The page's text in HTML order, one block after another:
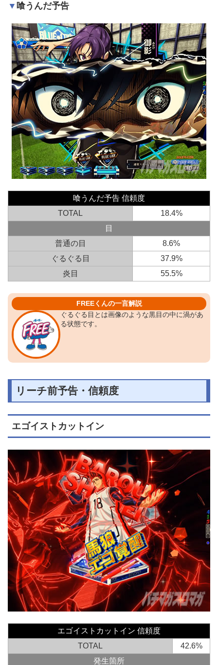
喰うんだ予告
喰うんだ予告 信頼度
TOTAL
18.4%
目
普通の目
8.6%
ぐるぐる目
37.9%
炎目
55.5%
FREEくんの一言解説
ぐるぐる目とは画像のような黒目の中に渦があ
る状態です。
リーチ前予告・信頼度
エゴイストカットイン
エゴイストカットイン 信頼度
TOTAL
42.6%
発生箇所